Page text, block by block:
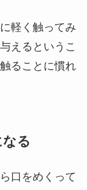
軽く触ってみ
えるというこ
ることに慣れ
なる
口をめくって